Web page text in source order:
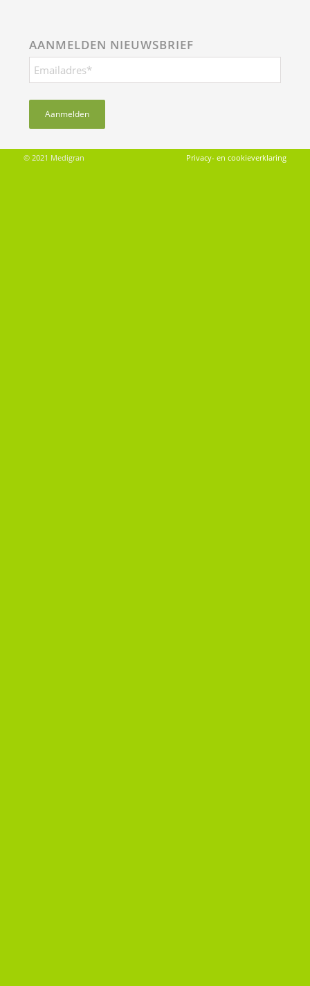
AANMELDEN NIEUWSBRIEF
© 2021 Medigran Privacy- en cookieverklaring